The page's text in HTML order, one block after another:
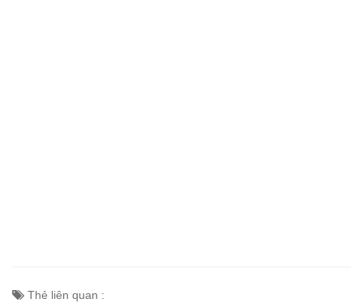
Thẻ liên quan :